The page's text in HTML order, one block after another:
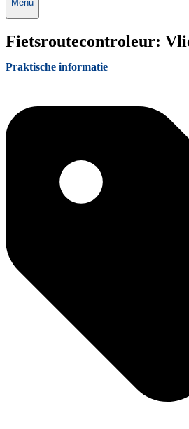
Menu
Fietsroutecontroleur:
Praktische informatie